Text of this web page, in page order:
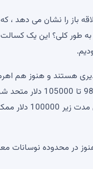
باز را نشان می دهد ،
طور کلی؟ این یک
هستند و هنوز هم
اینکه یک کاتالیزور اساسی پدیدار شود ،
نظر می رسد که در حال مکیدن
در محدوده نوسانات